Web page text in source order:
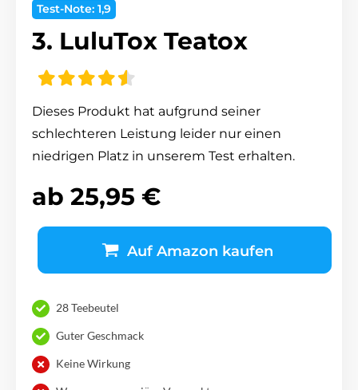
Test-Note: 1,9
3. LuluTox Teatox
Dieses Produkt hat aufgrund seiner
schlechteren Leistung leider nur einen
niedrigen Platz in unserem Test erhalten.
ab 25,95 €
Auf Amazon kaufen
28 Teebeutel
Guter Geschmack
Keine Wirkung